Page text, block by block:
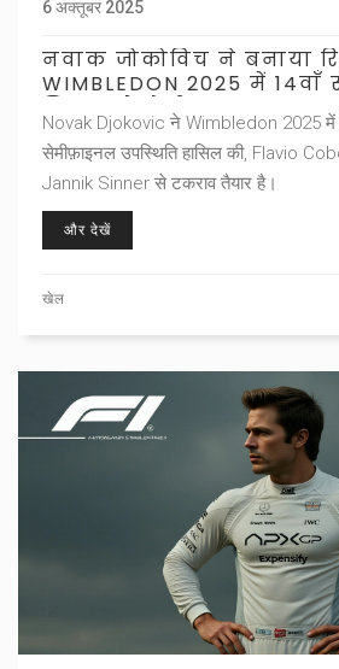
6 अक्तूबर 2025
नवाक जोकोविच ने बनाया
WIMBLEDON 2025 में
सिन्नर से होगी टक्कर
Novak Djokovic ने Wimbledon 2025 में
सेमीफ़ाइनल उपस्थिति हासिल की, Flavio
Jannik Sinner से टकराव तैयार है।
और देखें
खेल